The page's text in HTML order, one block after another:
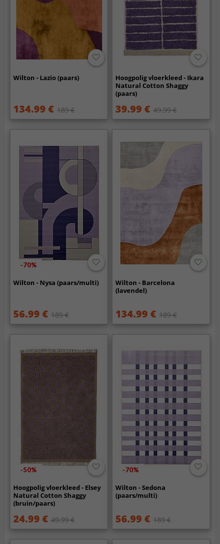
Wilton - Lazio (paars)
134.99 € 189 €
Hoogpolig vloerkleed - Ikara
Natural Cotton Shaggy
(paars)
39.99 € 49.99 €
-70%
Wilton - Nysa (paars/multi)
56.99 € 189 €
Wilton - Barcelona
(lavendel)
134.99 € 189 €
-50%
Hoogpolig vloerkleed - Elsey
Natural Cotton Shaggy
(bruin/paars)
24.99 € 49.99 €
-70%
Wilton - Sedona
(paars/multi)
56.99 € 189 €